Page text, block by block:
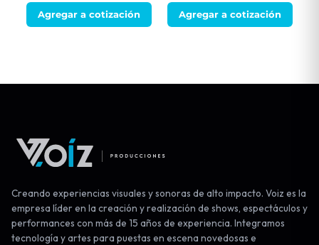
Agregar a cotización Agregar a cotización
Creando experiencias visuales y sonoras de alto impacto. Voiz es la
empresa líder en la creación y realización de shows, espectáculos y
performances con más de 15 años de experiencia. Integramos
tecnología y artes para puestas en escena novedosas e